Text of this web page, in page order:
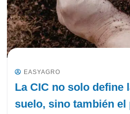
EASYAGRO
La CIC no solo define
suelo, sino también el